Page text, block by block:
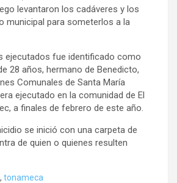
levantaron los cadáveres y los
municipal para someterlos a la
ejecutados fue identificado como
28 años, hermano de Benedicto,
Comunales de Santa María
ejecutado en la comunidad de El
a finales de febrero de este año.
se inició con una carpeta de
de quien o quienes resulten
, tonameca